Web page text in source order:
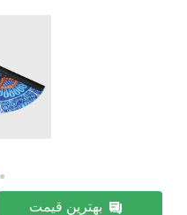
بهترین قیمت